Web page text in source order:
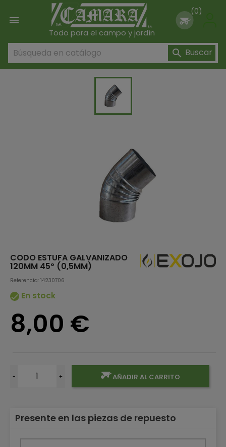

Todo para el campo y jardín
(0)
 Buscar
CODO ESTUFA GALVANIZADO
120MM 45º (0,5MM)
Referencia: 14230706
 En stock
8,00 €
- + AÑADIR AL CARRITO
Presente en las piezas de repuesto